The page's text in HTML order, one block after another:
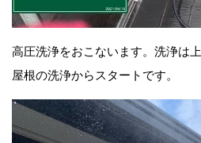
高圧洗浄をおこないます。洗浄は
屋根の洗浄からスタートです。